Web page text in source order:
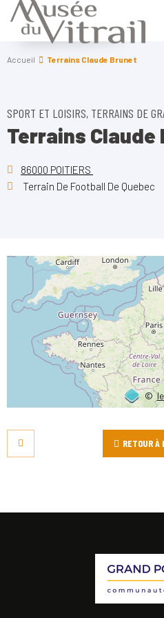
Accueil Terrains Claude Brunet
SPORT ET LOISIRS, TERRAINS DE
Terrains Claude
86000 POITIERS
Terrain De Football De Quebec
©
RETOUR À